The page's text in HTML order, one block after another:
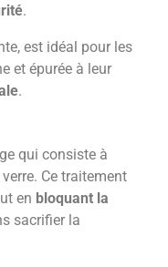
.
est idéal pour les
et épurée à leur
.
qui consiste à
Ce traitement
en bloquant la
sacrifier la